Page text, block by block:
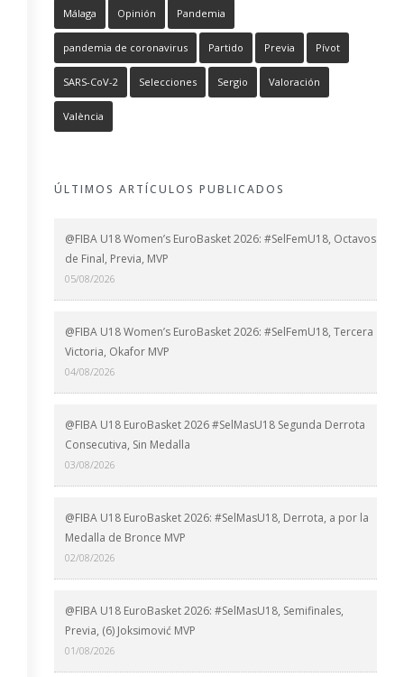
Málaga Opinión Pandemia
pandemia de coronavirus Partido Previa Pívot
SARS-CoV-2 Selecciones Sergio Valoración
València
ÚLTIMOS ARTÍCULOS PUBLICADOS
@FIBA U18 Women’s EuroBasket 2026: #SelFemU18, Octavos
de Final, Previa, MVP
05/08/2026
@FIBA U18 Women’s EuroBasket 2026: #SelFemU18, Tercera
Victoria, Okafor MVP
04/08/2026
@FIBA U18 EuroBasket 2026 #SelMasU18 Segunda Derrota
Consecutiva, Sin Medalla
03/08/2026
@FIBA U18 EuroBasket 2026: #SelMasU18, Derrota, a por la
Medalla de Bronce MVP
02/08/2026
@FIBA U18 EuroBasket 2026: #SelMasU18, Semifinales,
Previa, (6) Joksimović MVP
01/08/2026